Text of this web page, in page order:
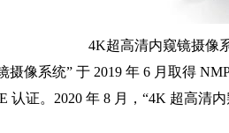
4K超高清内窥镜摄像
摄像系统” 于 2019 年 6 月取得
认证。2020 年 8 月，“4K 超高清